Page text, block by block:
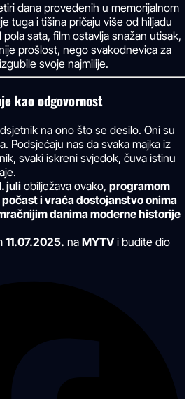
dana provedenih u memorijalnom
tuga i tišina pričaju više od hiljadu
sata, film ostavlja snažan utisak,
prošlost, nego svakodnevica za
svoje najmilije.
kao odgovornost
na ono što se desilo. Oni su
Podsjećaju nas da svaka majka iz
svaki iskreni svjedok, čuva istinu
juli obilježava ovako, programom
i vraća dostojanstvo onima
danima moderne historije
11.07.2025. na MYTVi budite dio